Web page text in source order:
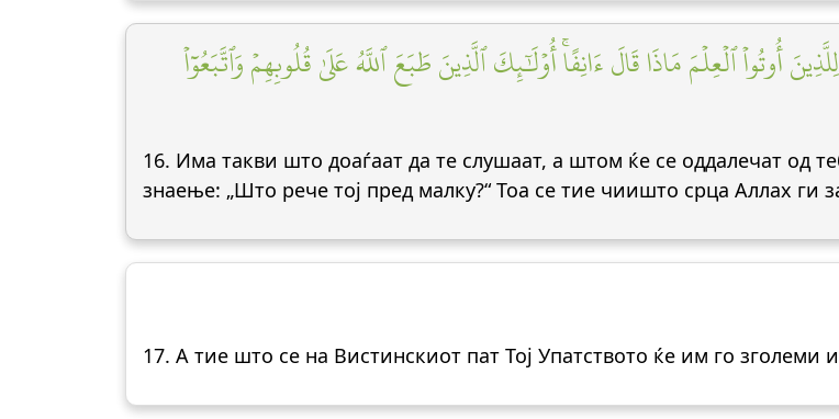
ٱلۡعِلۡمَ مَاذَا قَالَ ءَانِفًاۚ أُوْلَٰٓئِكَ ٱلَّذِينَ طَبَعَ ٱللَّهُ عَلَىٰ قُلُوبِهِمۡ وَٱتَّبَعُوٓاْ
16. Има такви што доаѓаат да те слушаат, а штом ќе се оддалечат од
знаење: „Што рече тој пред малку?“ Тоа се тие чиишто срца Аллах ги
17. А тие што се на Вистинскиот пат Тој Упатството ќе им го зголеми